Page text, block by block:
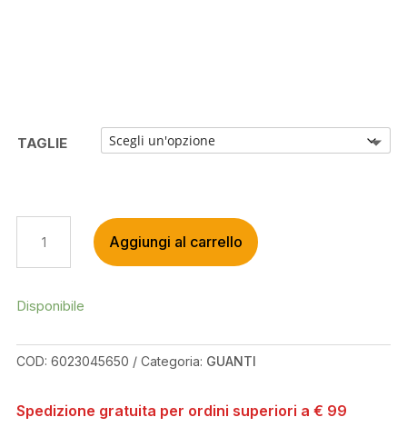
TAGLIE
MTB
2.0
BLACK
QUANTITÀ
Aggiungi al carrello
Disponibile
COD: 6023045650 Categoria: GUANTI
Spedizione gratuita per ordini superiori a € 99